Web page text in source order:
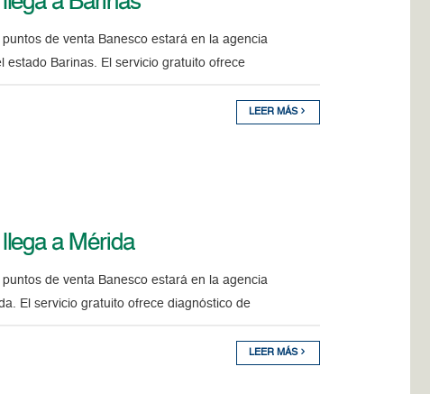
de venta Banesco estará en la agencia
estado Barinas. El servicio gratuito ofrece
LEER MÁS
a Mérida
de venta Banesco estará en la agencia
El servicio gratuito ofrece diagnóstico de
LEER MÁS